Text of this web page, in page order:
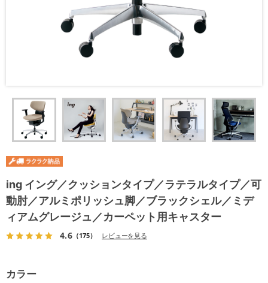
ing イング／クッションタイプ／ラテラルタイプ／可
動肘／アルミポリッシュ脚／ブラックシェル／ミデ
ィアムグレージュ／カーペット用キャスター
4.6（175） レビューを見る
カラー